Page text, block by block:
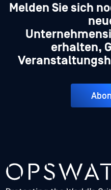
Melden Sie sich
erhalten,